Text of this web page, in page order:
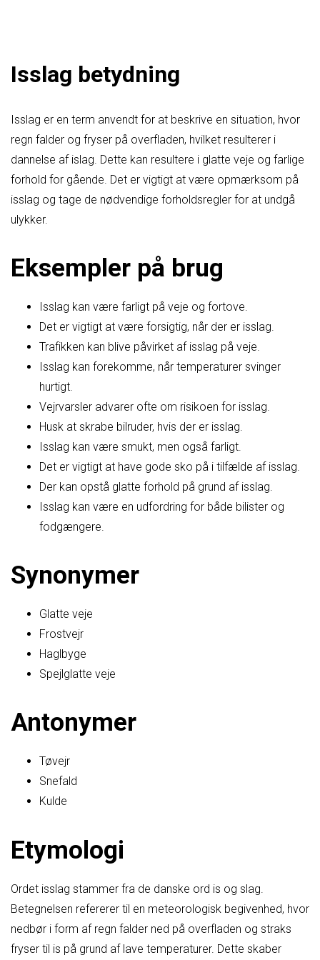
Isslag betydning
Isslag er en term anvendt for at beskrive en situation, hvor
regn falder og fryser på overfladen, hvilket resulterer i
dannelse af islag. Dette kan resultere i glatte veje og farlige
forhold for gående. Det er vigtigt at være opmærksom på
isslag og tage de nødvendige forholdsregler for at undgå
ulykker.
Eksempler på brug
Isslag kan være farligt på veje og fortove.
Det er vigtigt at være forsigtig, når der er isslag.
Trafikken kan blive påvirket af isslag på veje.
Isslag kan forekomme, når temperaturer svinger
hurtigt.
Vejrvarsler advarer ofte om risikoen for isslag.
Husk at skrabe bilruder, hvis der er isslag.
Isslag kan være smukt, men også farligt.
Det er vigtigt at have gode sko på i tilfælde af isslag.
Der kan opstå glatte forhold på grund af isslag.
Isslag kan være en udfordring for både bilister og
fodgængere.
Synonymer
Glatte veje
Frostvejr
Haglbyge
Spejlglatte veje
Antonymer
Tøvejr
Snefald
Kulde
Etymologi
Ordet isslag stammer fra de danske ord is og slag.
Betegnelsen refererer til en meteorologisk begivenhed, hvor
nedbør i form af regn falder ned på overfladen og straks
fryser til is på grund af lave temperaturer. Dette skaber